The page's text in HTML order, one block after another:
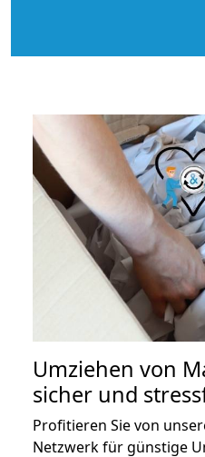
Umziehen von
sicher und
Profitieren Sie von
Netzwerk für günstige